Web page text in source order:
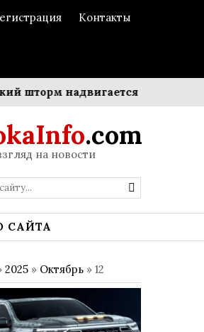
Контакты
шторм надвигается на Японию:
.com
на новости
САЙТА
2025 » Октябрь » 12